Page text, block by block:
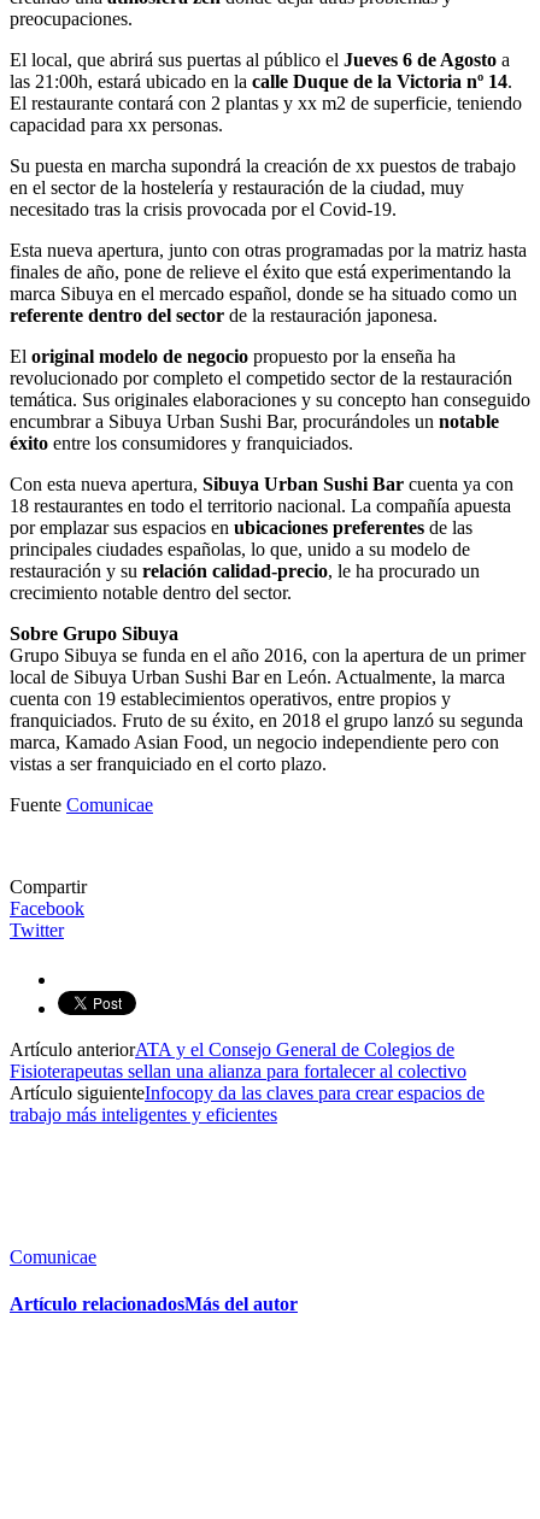
preocupaciones.
El local, que abrirá sus puertas al público el Jueves 6 de Agosto a
las 21:00h, estará ubicado en la calle Duque de la Victoria nº 14.
El restaurante contará con 2 plantas y xx m2 de superficie, teniendo
capacidad para xx personas.
Su puesta en marcha supondrá la creación de xx puestos de trabajo
en el sector de la hostelería y restauración de la ciudad, muy
necesitado tras la crisis provocada por el Covid-19.
Esta nueva apertura, junto con otras programadas por la matriz hasta
finales de año, pone de relieve el éxito que está experimentando la
marca Sibuya en el mercado español, donde se ha situado como un
referente dentro del sector de la restauración japonesa.
El original modelo de negocio propuesto por la enseña ha
revolucionado por completo el competido sector de la restauración
temática. Sus originales elaboraciones y su concepto han conseguido
encumbrar a Sibuya Urban Sushi Bar, procurándoles un notable
éxito entre los consumidores y franquiciados.
Con esta nueva apertura, Sibuya Urban Sushi Bar cuenta ya con
18 restaurantes en todo el territorio nacional. La compañía apuesta
por emplazar sus espacios en ubicaciones preferentes de las
principales ciudades españolas, lo que, unido a su modelo de
restauración y su relación calidad-precio, le ha procurado un
crecimiento notable dentro del sector.
Sobre Grupo Sibuya
Grupo Sibuya se funda en el año 2016, con la apertura de un primer
local de Sibuya Urban Sushi Bar en León. Actualmente, la marca
cuenta con 19 establecimientos operativos, entre propios y
franquiciados. Fruto de su éxito, en 2018 el grupo lanzó su segunda
marca, Kamado Asian Food, un negocio independiente pero con
vistas a ser franquiciado en el corto plazo.
Fuente Comunicae
Compartir
Facebook
Twitter
Artículo anteriorATA y el Consejo General de Colegios de
Fisioterapeutas sellan una alianza para fortalecer al colectivo
Artículo siguienteInfocopy da las claves para crear espacios de
trabajo más inteligentes y eficientes
Comunicae
Artículo relacionadosMás del autor